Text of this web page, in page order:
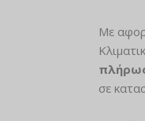
Με
σε